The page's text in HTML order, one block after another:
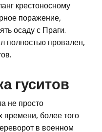
крестоносному
поражение,
осаду с Праги.
полностью провален,
гуситов
не просто
времени, более того
в военном